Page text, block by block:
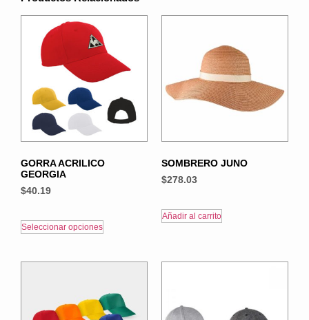
GORRA ACRILICO
GEORGIA
$40.19
Seleccionar opciones
SOMBRERO JUNO
$278.03
Añadir al carrito